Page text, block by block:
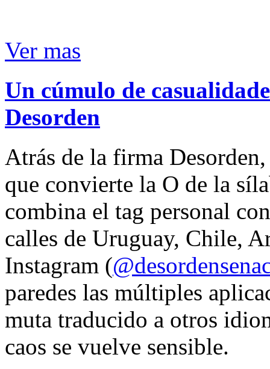
Ver mas
Un cúmulo de
Desorden
Atrás de la firma
que convierte la O de la
combina el tag personal
calles de Uruguay, Chile,
Instagram (
paredes las múltiples
muta traducido a otros
caos se vuelve sensible.